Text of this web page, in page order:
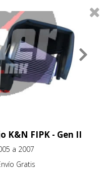
0
K&N FIPK - Gen II
a 2007
Gratis